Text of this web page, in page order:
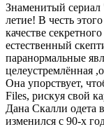
Знаменитый сериал
летие! В честь
качестве
естественный
паранормальные
целеустремлённая
Она упорствует,
Files, рискуя свой
Дана Скалли одета
изменился с 90-х